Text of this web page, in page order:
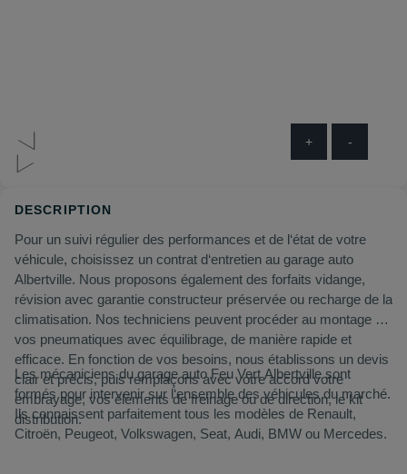
+ -
DESCRIPTION
Pour un suivi régulier des performances et de l‘état de votre
véhicule, choisissez un contrat d‘entretien au garage auto
Albertville. Nous proposons également des forfaits vidange,
révision avec garantie constructeur préservée ou recharge de la
climatisation. Nos techniciens peuvent procéder au montage de
vos pneumatiques avec équilibrage, de manière rapide et
efficace. En fonction de vos besoins, nous établissons un devis
clair et précis, puis remplaçons avec votre accord votre
embrayage, vos éléments de freinage ou de direction, le kit
distribution.
Les mécaniciens du garage auto Feu Vert Albertville sont
formés pour intervenir sur l‘ensemble des véhicules du marché.
Ils connaissent parfaitement tous les modèles de Renault,
Citroën, Peugeot, Volkswagen, Seat, Audi, BMW ou Mercedes.